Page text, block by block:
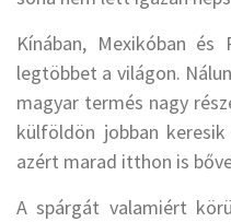
Kínában, Mexikóban
legtöbbet a világon.
magyar termés nagy
külföldön jobban
azért marad itthon is
A spárgát valamiért